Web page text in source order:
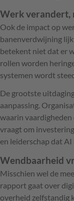
Werk verandert,
Ook de impact op
banenverdwijning
betekent niet dat er
rollen worden
systemen wordt
De grootste
aanpassing.
waarin
vraagt om
en leiderschap dat
Wendbaarheid
Misschien wel de
rapport gaat over
overheid zelfstandig